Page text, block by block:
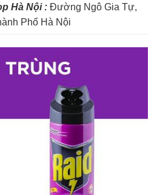
Hà Nội : Đường Ngô Gia Tự,
Phố Hà Nội